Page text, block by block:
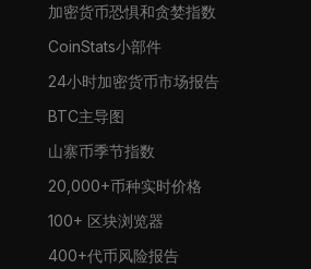
加密货币恐惧和贪婪指数
CoinStats小部件
24小时加密货币市场报告
BTC主导图
山寨币季节指数
20,000+币种实时价格
100+ 区块浏览器
400+代币风险报告